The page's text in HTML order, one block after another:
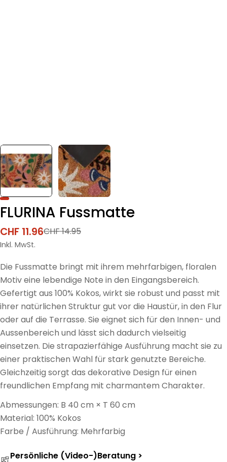
FLURINA Fussmatte
Verkaufspreis
CHF 11.96
Regulärer
Preis
CHF 14.95
Inkl. MwSt.
Die Fussmatte bringt mit ihrem mehrfarbigen, floralen
Motiv eine lebendige Note in den Eingangsbereich.
Gefertigt aus 100% Kokos, wirkt sie robust und passt mit
ihrer natürlichen Struktur gut vor die Haustür, in den Flur
oder auf die Terrasse. Sie eignet sich für den Innen- und
Aussenbereich und lässt sich dadurch vielseitig
einsetzen. Die strapazierfähige Ausführung macht sie zu
einer praktischen Wahl für stark genutzte Bereiche.
Gleichzeitig sorgt das dekorative Design für einen
freundlichen Empfang mit charmantem Charakter.
Abmessungen: B 40 cm × T 60 cm
Material: 100% Kokos
Farbe / Ausführung: Mehrfarbig
Persönliche (Video-)Beratung >